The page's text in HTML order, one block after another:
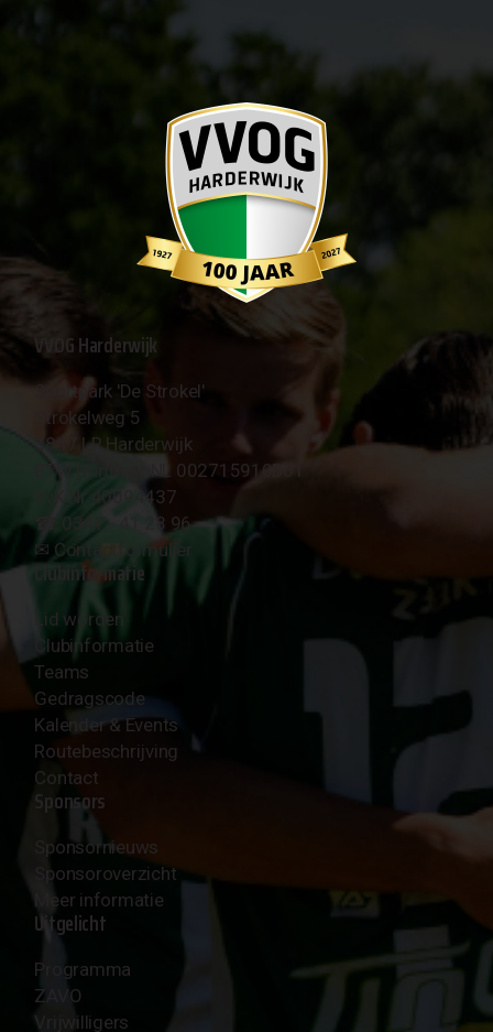
VVOG Harderwijk
Sportpark 'De Strokel'
Strokelweg 5
3847 LR Harderwijk
BTW Nummer NL 002715910B01
KvK Nr 40094437
☎︎ 0341 - 41 28 96
✉︎ Contactformulier
Clubinformatie
Lid worden
Clubinformatie
Teams
Gedragscode
Kalender & Events
Routebeschrijving
Contact
Sponsors
Sponsornieuws
Sponsoroverzicht
Meer informatie
Uitgelicht
Programma
ZAVO
Vrijwilligers